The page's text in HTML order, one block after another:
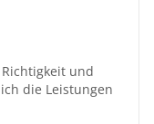
und
die Leistungen